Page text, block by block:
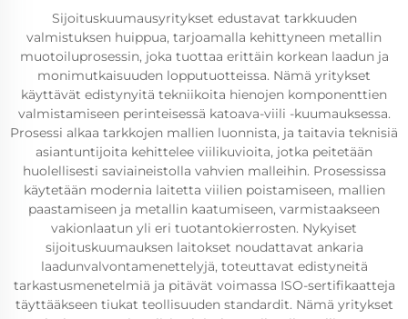
Sijoituskuumausyritykset edustavat tarkkuuden
valmistuksen huippua, tarjoamalla kehittyneen metallin
muotoiluprosessin, joka tuottaa erittäin korkean laadun ja
monimutkaisuuden lopputuotteissa. Nämä yritykset
käyttävät edistynyitä tekniikoita hienojen komponenttien
valmistamiseen perinteisessä katoava-viili -kuumauksessa.
Prosessi alkaa tarkkojen mallien luonnista, ja taitavia teknisiä
asiantuntijoita kehittelee viilikuvioita, jotka peitetään
huolellisesti saviaineistolla vahvien malleihin. Prosessissa
käytetään modernia laitetta viilien poistamiseen, mallien
paastamiseen ja metallin kaatumiseen, varmistaakseen
vakionlaatun yli eri tuotantokierrosten. Nykyiset
sijoituskuumauksen laitokset noudattavat ankaria
laadunvalvontamenettelyjä, toteuttavat edistyneitä
tarkastusmenetelmiä ja pitävät voimassa ISO-sertifikaatteja
täyttääkseen tiukat teollisuuden standardit. Nämä yritykset